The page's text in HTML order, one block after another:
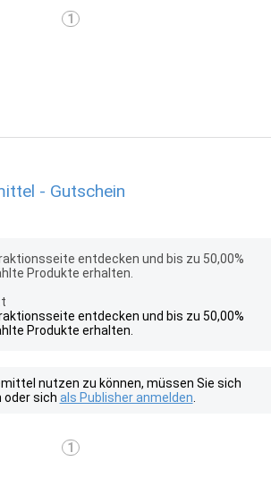
1
- Gutschein
entdecken und bis zu 50,00%
Produkte erhalten.
entdecken und bis zu 50,00%
Produkte erhalten.
nutzen zu können, müssen Sie sich
oder sich als Publisher anmelden
1